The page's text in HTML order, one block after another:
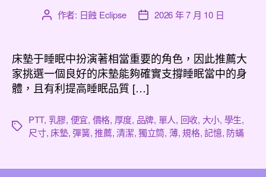
文
者
作者: 日蝕 Eclipse
文
佈
日
期
2026 年 7 月 10 日
床墊于睡眠中扮演著相當重要的角色，因此推薦大
家挑選一個良好的床墊能夠確實支撐睡眠當中的身
體，且有利提高睡眠品質 […]
標
PTT, 乳膠, 便宜, 價格, 厚度, 品牌, 單人, 回收, 大小, 學生,
尺寸, 床墊,彈簧,推薦,清潔,獨立筒, 薄,規格,記憶, 防蟎